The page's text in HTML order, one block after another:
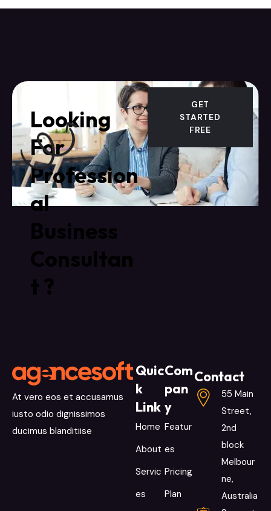
Looking
For
Profession
al
Business
Consultan
t ?
GET
STARTED
FREE
At vero eos et accusamus
iusto odio dignissimos
ducimus blanditiise
Quic
k
Link
Home
About
Servic
es
Com
pan
y
Featur
es
Pricing
Plan
Contact
55 Main
Street,
2nd
block
Melbour
ne,
Australia